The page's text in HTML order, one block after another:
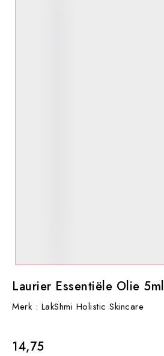
Laurier Essentiële Olie 5ml
Merk : LakShmi Holistic Skincare
€ 14,75